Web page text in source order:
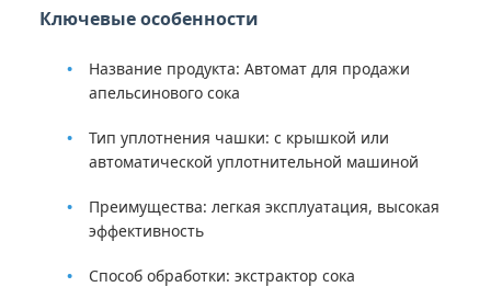
Ключевые особенности
Название продукта: Автомат для продажи
апельсинового сока
Тип уплотнения чашки: с крышкой или
автоматической уплотнительной машиной
Преимущества: легкая эксплуатация, высокая
эффективность
Способ обработки: экстрактор сока